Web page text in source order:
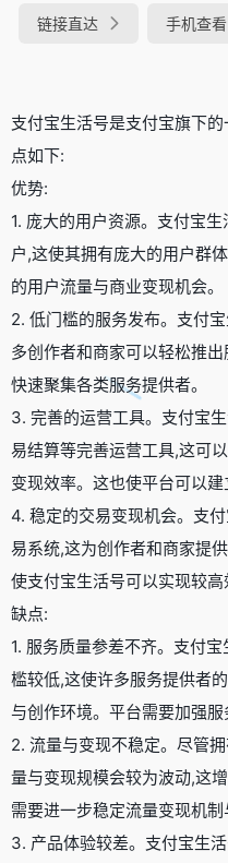
链接直达 手机查看
支付宝生活号是支付宝旗下
点如下:
优势:
1. 庞大的用户资源。支付宝
户,这使其拥有庞大的用户群
的用户流量与商业变现机会。
2. 低门槛的服务发布。支付
多创作者和商家可以轻松推
快速聚集各类服务提供者。
3. 完善的运营工具。支付宝
易结算等完善运营工具,这可
变现效率。这也使平台可以建
4. 稳定的交易变现机会。支
易系统,这为创作者和商家提
使支付宝生活号可以实现较高
缺点:
1. 服务质量参差不齐。支付
槛较低,这使许多服务提供者
与创作环境。平台需要加强服
2. 流量与变现不稳定。尽管
量与变现规模会较为波动,这
需要进一步稳定流量变现机制
3. 产品体验较差。支付宝生